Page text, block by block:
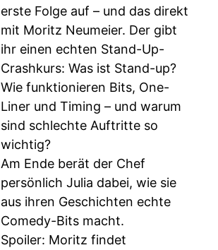
erste Folge auf – und das direkt
mit Moritz Neumeier. Der gibt
ihr einen echten Stand-Up-
Crashkurs: Was ist Stand-up?
Wie funktionieren Bits, One-
Liner und Timing – und warum
sind schlechte Auftritte so
wichtig?
Am Ende berät der Chef
persönlich Julia dabei, wie sie
aus ihren Geschichten echte
Comedy-Bits macht.
Spoiler: Moritz findet